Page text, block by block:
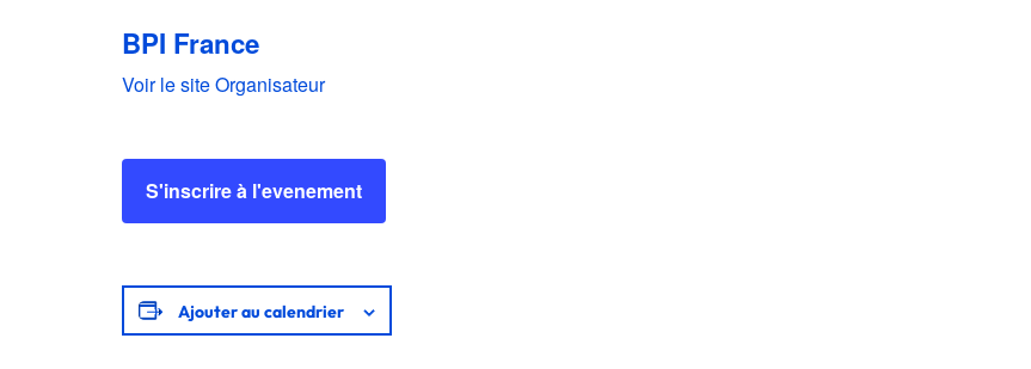
BPI France
Voir le site Organisateur
S'inscrire à l'evenement
Ajouter au calendrier